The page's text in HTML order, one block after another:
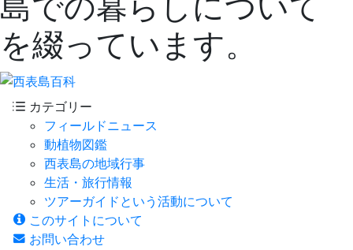
を綴っています。
カテゴリー
フィールドニュース
動植物図鑑
西表島の地域行事
生活・旅行情報
ツアーガイドという活動について
このサイトについて
お問い合わせ